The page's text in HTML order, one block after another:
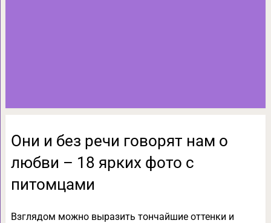
Они и без речи говорят нам о
любви – 18 ярких фото с
питомцами
Взглядом можно выразить тончайшие оттенки и